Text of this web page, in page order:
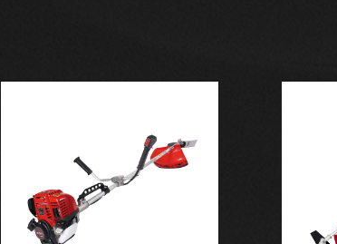
lbs), lo que facilita el transporte y la
corte. El diseño bien equilibrado
incluso en posiciones incómodas.
calidad
a partir de materiales duraderos y de